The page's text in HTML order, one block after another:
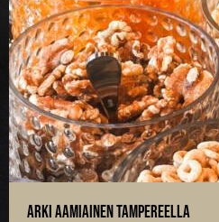
Arki aamiainen Tampereella